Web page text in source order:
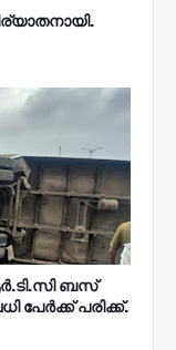
ബസ്
പേർക്ക് പരിക്ക്.